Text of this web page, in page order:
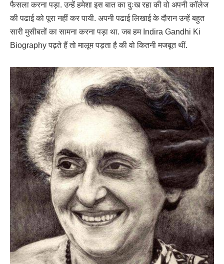
फैसला करना पड़ा. उन्हें हमेशा इस बात का दुःख रहा की वो अपनी कॉलेज
की पढाई को पूरा नहीं कर पायी. अपनी पढाई लिखाई के दौरान उन्हें बहुत
सारी मुसीबतों का सामना करना पड़ा था. जब हम Indira Gandhi Ki
Biography पढ़ते हैं तो मालूम पड़ता है की वो कितनी मजबूत थीं.